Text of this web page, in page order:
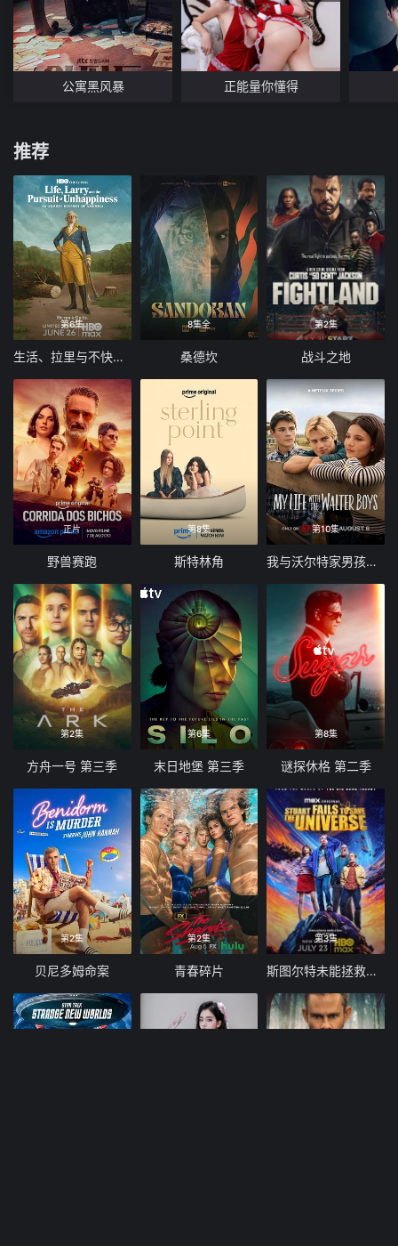
公寓黑风暴 正能量你懂得
推荐
第6集
生活、拉里与不快乐的追求：一部美国史
8集全
桑德坎
第2集
战斗之地
正片
野兽赛跑
第8集
斯特林角
第10集
我与沃尔特家男孩的生活 第三季
第2集
方舟一号 第三季
第6集
末日地堡 第三季
第8集
谜探休格 第二季
第2集
贝尼多姆命案
第2集
青春碎片
第3集
斯图尔特未能拯救宇宙